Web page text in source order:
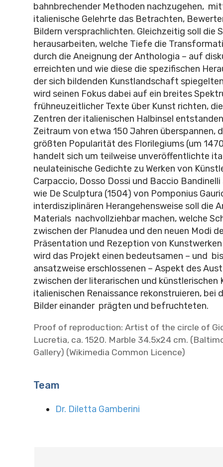
bahnbrechender Methoden nachzugehen,
italienische Gelehrte das Betrachten,
Bildern versprachlichten. Gleichzeitig soll die
herausarbeiten, welche Tiefe die
durch die Aneignung der Anthologia – auf
erreichten und wie diese die spezifischen
der sich bildenden Kunstlandschaft
wird seinen Fokus dabei auf ein breites
frühneuzeitlicher Texte über Kunst richten,
Zentren der italienischen Halbinsel
Zeitraum von etwa 150 Jahren überspannen,
größten Popularität des Florilegiums (um
handelt sich um teilweise unveröffentlichte
neulateinische Gedichte zu Werken von
Carpaccio, Dosso Dossi und Baccio
wie De Sculptura (1504) von Pomponius
interdisziplinären Herangehensweise soll die
Materials nachvollziehbar machen, welche
zwischen der Planudea und den neuen Modi
Präsentation und Rezeption von
wird das Projekt einen bedeutsamen – und
ansatzweise erschlossenen – Aspekt des
zwischen der literarischen und künstlerischen
italienischen Renaissance rekonstruieren, bei
Bilder einander prägten und befruchteten.
Proof of reproduction: Artist of the circle of
Lucretia, ca. 1520. Marble 34.5x24 cm.
Gallery) (Wikimedia Common Licence)
Team
Dr. Diletta Gamberini